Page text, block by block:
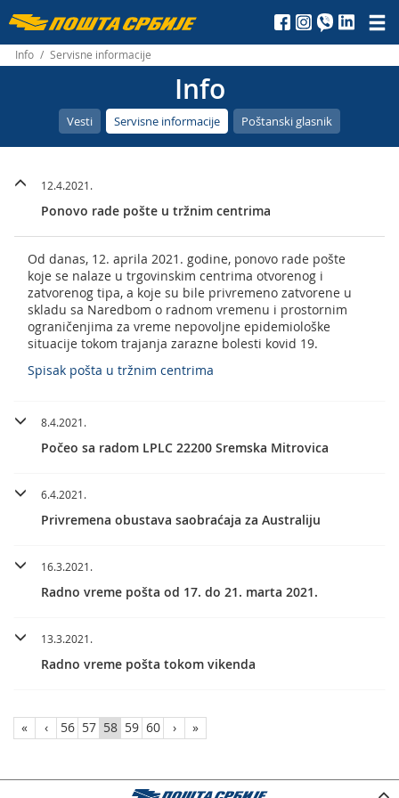
Пошта
Србије
д.о.о.
Info / Servisne informacije
Info
Vesti Servisne informacije Poštanski glasnik
12.4.2021.
Ponovo rade pošte u tržnim centrima
Od danas, 12. aprila 2021. godine, ponovo rade pošte
koje se nalaze u trgovinskim centrima otvorenog i
zatvorenog tipa, a koje su bile privremeno zatvorene u
skladu sa Naredbom o radnom vremenu i prostornim
ograničenjima za vreme nepovoljne epidemiološke
situacije tokom trajanja zarazne bolesti kovid 19.
Spisak pošta u tržnim centrima
8.4.2021.
Počeo sa radom LPLC 22200 Sremska Mitrovica
6.4.2021.
Privremena obustava saobraćaja za Australiju
16.3.2021.
Radno vreme pošta od 17. do 21. marta 2021.
13.3.2021.
Radno vreme pošta tokom vikenda
« ‹ 56 57 58 59 60 › »